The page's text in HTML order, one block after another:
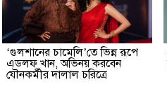
‘গুলশানের চামেলি’তে ভিন্ন রূপে
এডলফ খান, অভিনয় করবেন
যৌনকর্মীর দালাল চরিত্রে